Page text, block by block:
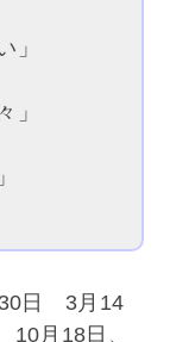
」
」
日 3月14
月18日、